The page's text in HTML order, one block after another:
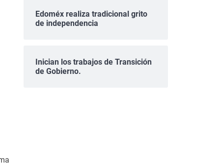
Edoméx realiza tradicional grito
de independencia
Inician los trabajos de Transición
de Gobierno.